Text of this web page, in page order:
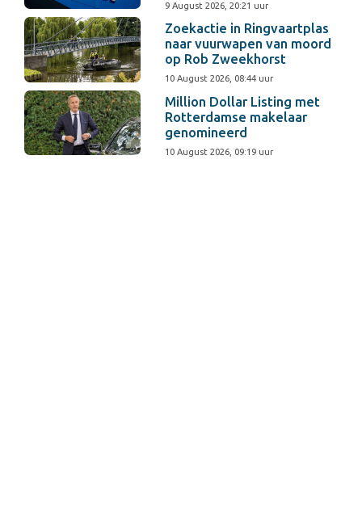
9 August 2026, 20:21 uur
Zoekactie in Ringvaartplas
naar vuurwapen van moord
op Rob Zweekhorst
10 August 2026, 08:44 uur
Million Dollar Listing met
Rotterdamse makelaar
genomineerd
10 August 2026, 09:19 uur